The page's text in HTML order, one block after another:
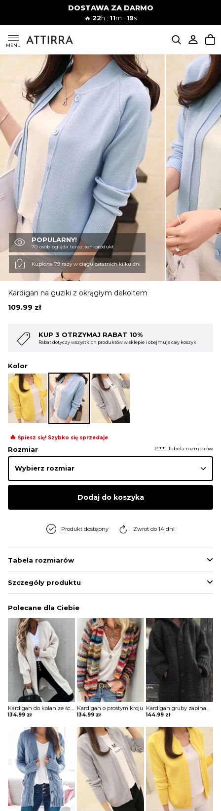
DOSTAWA ZA DARMO
🔥 22h : 11m : 18s
MENU
Mężczyźni
SUKIENKI
KOMBINEZONY
DÓŁ DAMSKIE
STROJE KĄPIELOWE
BLUZKI
OBUWIE
SWETRY
OKRYCIA WIERZCHNIE
POPULARNY!
70 osób ogląda teraz ten produkt
Kupione 79 razy w ciągu ostatnich kilku dni
Kardigan na guziki z okrągłym dekoltem
109.99 zł
i obejmuje cały koszyk
KUP 4 OTRZYMAJ RABAT 15%
Rabat dotyczy wszystkich produktów w sklepie i
Kolor
🔥 Śpiesz się! Szybko się sprzedaje
Rozmiar Tabela rozmiarów
Dodaj do koszyka
Produkt dostępny Zwrot do 14 dni
Tabela rozmiarów
Szczegóły produktu
Polecane dla Ciebie
134.99 zł
Kardigan o prostym kroju
134.99 zł 144.99 zł